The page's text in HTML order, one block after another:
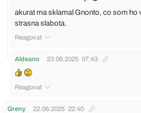
akurat ma sklamal Gnonto, co som ho
strasna slabota.
Reagovat
Aldeano 23.06.2025 07:43
Reagovat
Greny 22.06.2025 22:40